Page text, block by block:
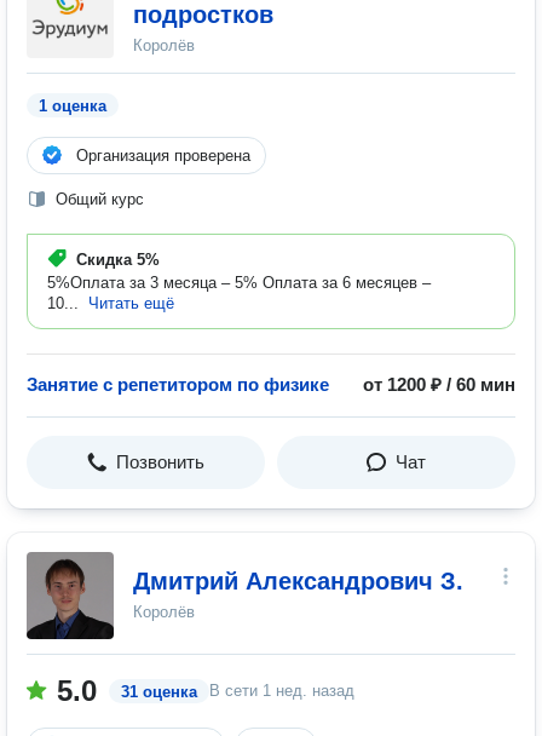
подростков
Королёв
1 оценка
Организация проверена
Общий курс
Скидка 5%
5%Оплата за 3 месяца – 5% Оплата за 6 месяцев –
10...
Читать ещё
Занятие с репетитором по физике от 1200 ₽ / 60 мин
Позвонить Чат
Дмитрий Александрович З.
Королёв
5.0 31 оценка В сети 1 нед. назад